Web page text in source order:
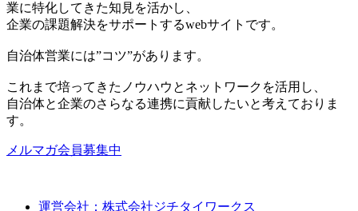
業に特化してきた知見を活かし、
企業の課題解決をサポートするwebサイトです。
自治体営業には”コツ”があります。
これまで培ってきたノウハウとネットワークを活用し、
自治体と企業のさらなる連携に貢献したいと考えておりま
す。
メルマガ会員募集中
運営会社：株式会社ジチタイワークス